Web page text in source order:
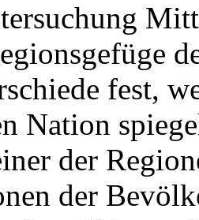
fest,
Nation
der
der